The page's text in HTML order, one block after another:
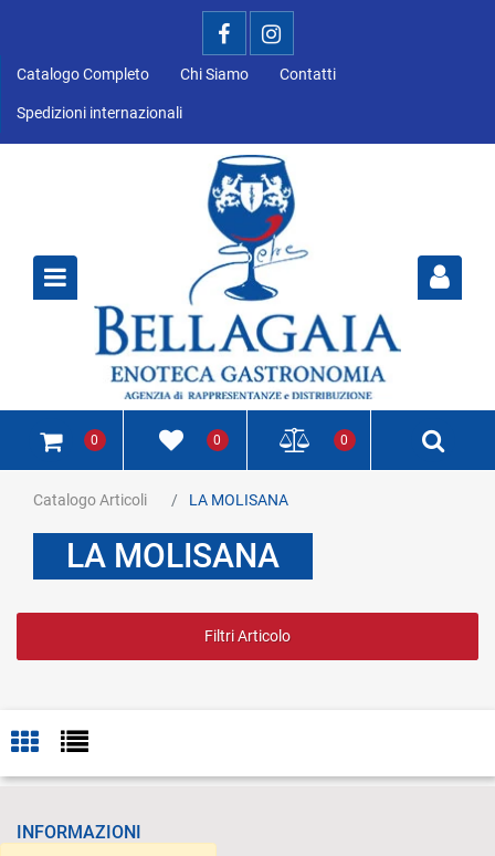
Catalogo Completo Chi Siamo Contatti
Spedizioni internazionali
0 0 0
Catalogo Articoli LA MOLISANA
LA MOLISANA
Filtri Articolo
INFORMAZIONI